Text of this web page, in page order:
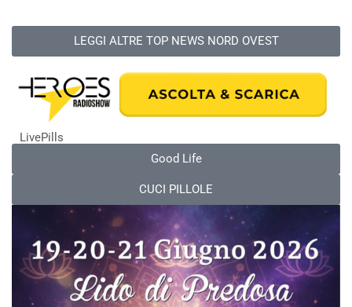
LEGGI ALTRE TOP NEWS NORD OVEST
LivePills
Good Life
CUCI PILLOLE